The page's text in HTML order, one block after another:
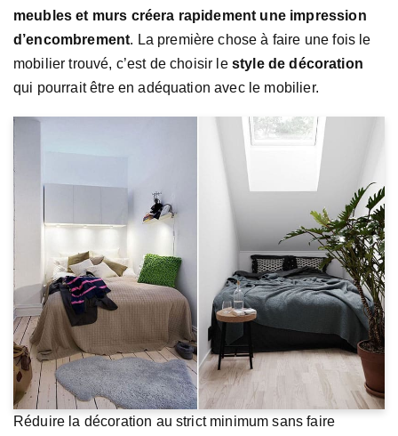
meubles et murs créera rapidement une impression
d’encombrement. La première chose à faire une fois le
mobilier trouvé, c’est de choisir le style de décoration
qui pourrait être en adéquation avec le mobilier.
Réduire la décoration au strict minimum sans faire